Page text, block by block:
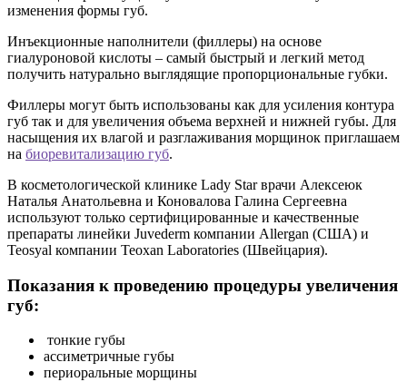
изменения формы губ.
Инъекционные наполнители (филлеры) на основе
гиалуроновой кислоты – самый быстрый и легкий метод
получить натурально выглядящие пропорциональные губки.
Филлеры могут быть использованы как для усиления контура
губ так и для увеличения объема верхней и нижней губы. Для
насыщения их влагой и разглаживания морщинок приглашаем
на биоревитализацию губ.
В косметологической клинике Lady Star врачи Алексеюк
Наталья Анатольевна и Коновалова Галина Сергеевна
используют только сертифицированные и качественные
препараты линейки Juvederm компании Allergan (США) и
Teosyal компании Teoxan Laboratories (Швейцария).
Показания к проведению процедуры увеличения
губ:
тонкие губы
ассиметричные губы
периоральные морщины